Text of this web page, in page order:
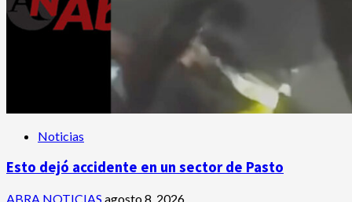
Noticias
Esto dejó accidente en un sector de Pasto
ABRA NOTICIAS agosto 8, 2026